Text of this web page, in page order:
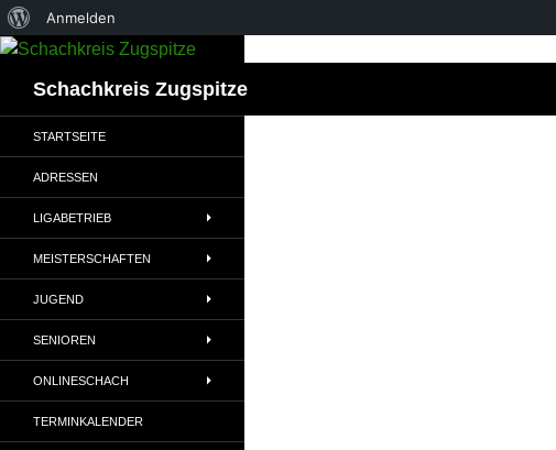
Über
WordPress
Anmelden
Zum
springenSchachkreis Zugspitze
STARTSEITE
ADRESSEN
LIGABETRIEB
MEISTERSCHAFTEN
JUGEND
SENIOREN
ONLINESCHACH
TERMINKALENDER